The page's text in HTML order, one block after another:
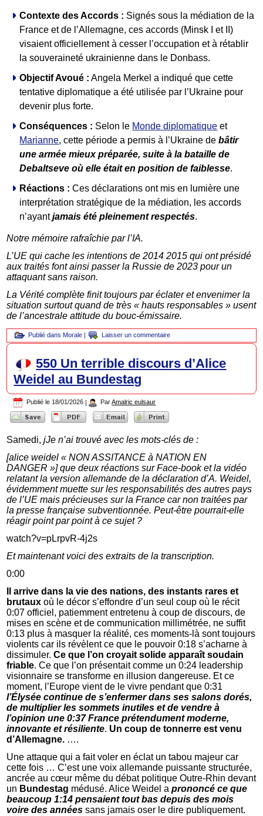
Contexte des Accords : Signés sous la médiation de la
France et de l’Allemagne, ces accords (Minsk I et II)
visaient officiellement à cesser l’occupation et à rétablir
la souveraineté ukrainienne dans le Donbass.
Objectif Avoué : Angela Merkel a indiqué que cette
tentative diplomatique a été utilisée par l’Ukraine pour
devenir plus forte.
Conséquences : Selon le Monde diplomatique et
Marianne, cette période a permis à l’Ukraine debâtir
une armée mieux préparée, suite à la bataille de
Debaltseve où elle était en position de faiblesse.
Réactions : Ces déclarations ont mis en lumière une
interprétation stratégique de la médiation, les accords
n’ayantjamais été pleinement respectés.
Notre mémoire rafraîchie par l’IA.
L’UE qui cache les intentions de 2014 2015 qui ont présidé
aux traités font ainsi passer la Russie de 2023 pour un
attaquant sans raison.
La Vérité complète finit toujours par éclater et envenimer la
situation surtout quand de très « hauts responsables » usent
de l’ancestrale attitude du bouc-émissaire.
Publié dans Morale Laisser un commentaire
550 Un terrible discours d’Alice
Weidel au Bundestag
Publié le 18/01/2026 | Par Amalric eulsaur
Samedi,jJe n’ai trouvé avec les mots-clés de :
[alice weidel « NON ASSITANCE à NATION EN
DANGER »] que deux réactions sur Face-book et la vidéo
relatant la version allemande de la déclaration d’A. Weidel,
évidemment muette sur les responsabilités des autres pays
de l’UE mais précieuses sur la France car non traitées par
la presse française subventionnée. Peut-être pourrait-elle
réagir point par point à ce sujet ?
watch?v=pLrpvR-4j2s
Et maintenant voici des extraits de la transcription.
0:00
Il arrive dans la vie des nations, des instants rares et
brutauxoù le décor s’effondre d’un seul coup où le récit
0:07 officiel, patiemment entretenu à coup de discours, de
mises en scène et de communication millimétrée, ne suffit
0:13 plus à masquer la réalité, ces moments-là sont toujours
violents car ils révèlent ce que le pouvoir 0:18 s’acharne à
dissimuler.Ce que l’on croyait solide apparaît soudain
friable. Ce que l’on présentait comme un 0:24 leadership
visionnaire se transforme en illusion dangereuse. Et ce
moment, l’Europe vient de le vivre pendant que 0:31
l’Élysée continue de s’enfermer dans ses salons dorés,
de multiplier les sommets inutiles et de vendre à
l’opinion une 0:37 France prétendument moderne,
innovante et résiliente. Un coup de tonnerre est venu
d’Allemagne. ….
Une attaque qui a fait voler en éclat un tabou majeur car
cette fois … C’est une voix allemande puissante structurée,
ancrée au cœur même du débat politique Outre-Rhin devant
un Bundestag médusé. Alice Weidel aprononcé ce que
beaucoup 1:14 pensaient tout bas depuis des mois
voire des années sans jamais oser le dire publiquement.